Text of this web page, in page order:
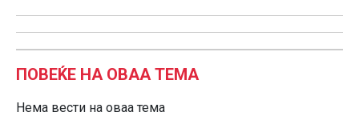
ПОВЕЌЕ НА ОВАА ТЕМА
Нема вести на оваа тема